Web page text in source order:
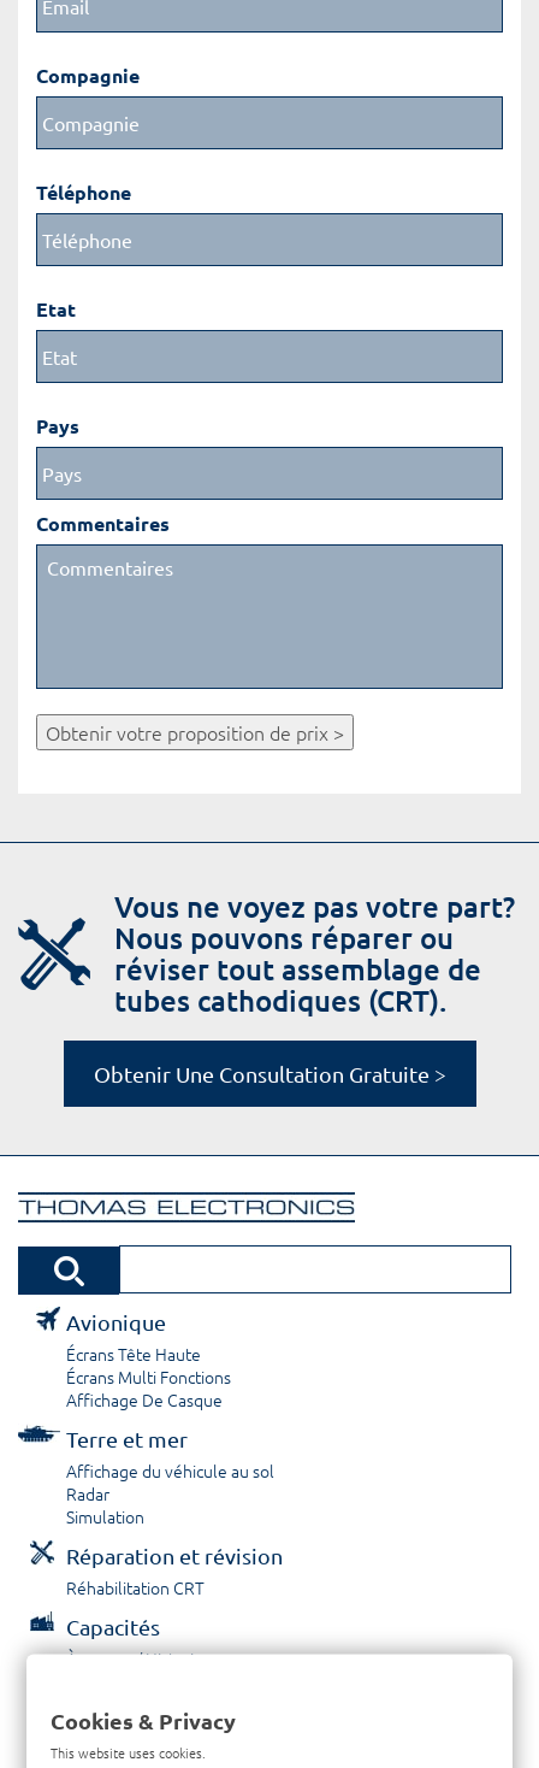
Compagnie
Téléphone
Etat
Pays
Commentaires
Obtenir votre proposition de prix >
Vous ne voyez pas votre part?
Nous pouvons réparer ou
réviser tout assemblage de
tubes cathodiques (CRT).
Obtenir Une Consultation Gratuite >
Avionique
Écrans Tête Haute
Écrans Multi Fonctions
Affichage De Casque
Terre et mer
Affichage du véhicule au sol
Radar
Simulation
Réparation et révision
Réhabilitation CRT
Capacités
À propos / Historique
Contactez nous
Cookies & Privacy
This website uses cookies.